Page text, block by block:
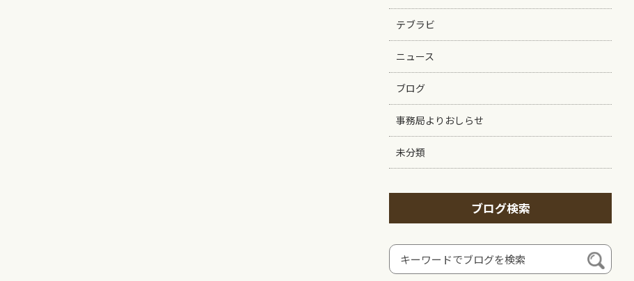
テブラビ
ニュース
ブログ
事務局よりおしらせ
未分類
ブログ検索